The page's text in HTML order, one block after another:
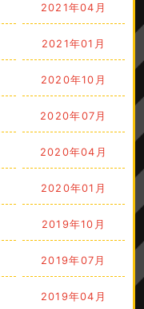
2021年04月
2021年01月
2020年10月
2020年07月
2020年04月
2020年01月
2019年10月
2019年07月
2019年04月